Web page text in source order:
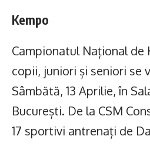
Kempo
Campionatul Național de
copii, juniori și seniori se
Sâmbătă, 13 Aprilie, în
București. De la CSM
17 sportivi antrenați de